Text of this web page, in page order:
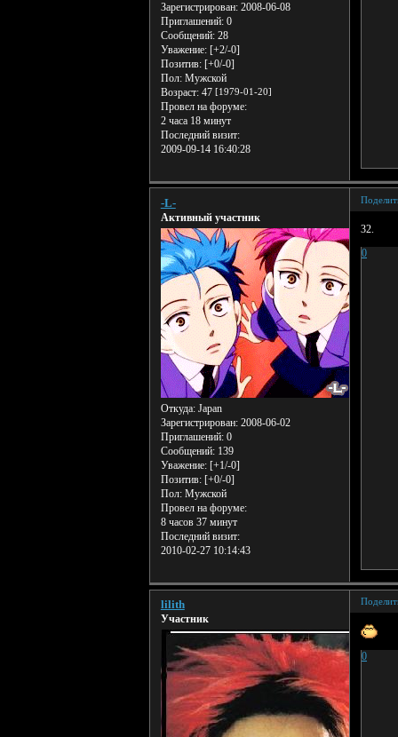
Зарегистрирован: 2008-06-08
Приглашений:0
Сообщений:28
Уважение: [+2/-0]
Позитив: [+0/-0]
Пол:Мужской
Возраст:47 [1979-01-20]
Провел на форуме:
2 часа 18 минут
Последний визит:
2009-09-14 16:40:28
-L-
Активный участник
Откуда:Japan
Зарегистрирован: 2008-06-02
Приглашений:0
Сообщений:139
Уважение: [+1/-0]
Позитив: [+0/-0]
Пол:Мужской
Провел на форуме:
8 часов 37 минут
Последний визит:
2010-02-27 10:14:43
32.
0
lilith
Участник
0